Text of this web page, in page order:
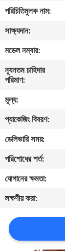
সম্পর্কে
কারখানা
মান
নিয়ন্ত্রণ
করুন
খবর
পরিচিতিমুলক নাম:
সাক্ষ্যদান:
মডেল নম্বার:
ন্যূনতম চাহিদার
পরিমাণ:
মূল্য:
প্যাকেজিং বিবরণ:
ডেলিভারি সময়:
পরিশোধের শর্ত:
যোগানের ক্ষমতা:
লক্ষণীয় করা: